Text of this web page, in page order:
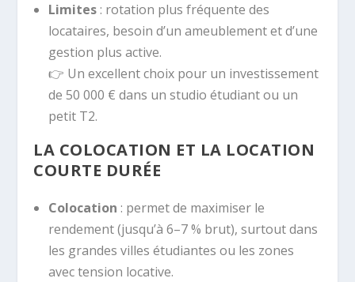
Limites: rotation plus fréquente des
locataires, besoin d’un ameublement et d’une
gestion plus active.
👉 Un excellent choix pour un investissement
de 50 000 € dans un studio étudiant ou un
petit T2.
LA COLOCATION ET LA LOCATION
COURTE DURÉE
Colocation : permet de maximiser le
rendement (jusqu’à 6–7 % brut), surtout dans
les grandes villes étudiantes ou les zones
avec tension locative.